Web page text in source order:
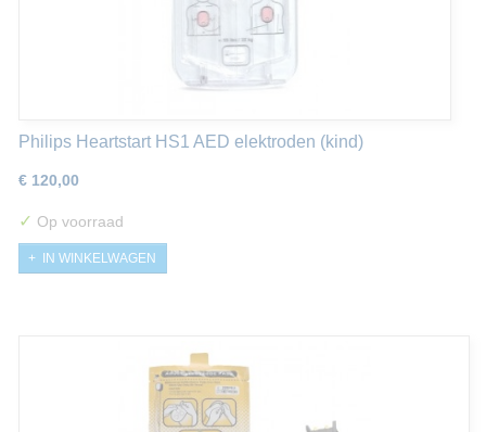
Philips Heartstart HS1 AED elektroden (kind)
€ 120,00
✓ Op voorraad
IN WINKELWAGEN